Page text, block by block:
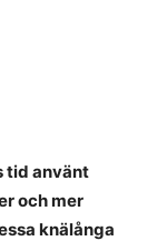
tid använt
och mer
knälånga